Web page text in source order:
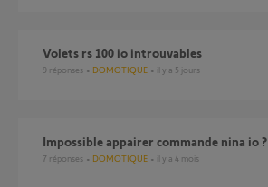
Volets rs 100 io introuvables
9 réponses DOMOTIQUE il y a 5 jours
Impossible appairer commande nina io ?
7 réponses DOMOTIQUE il y a 4 mois